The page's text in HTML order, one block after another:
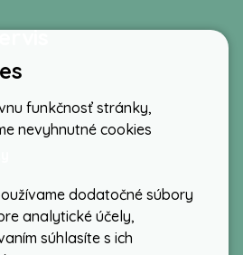
funkčnosť stránky,
nevyhnutné cookies
dodatočné súbory
analytické účely,
súhlasíte s ich